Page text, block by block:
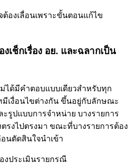
องเลื่อนเพราะขั้นตอนแก้ไข
เช็กเรื่อง อย. และฉลากเป็น
ได้มีคำตอบแบบเดียวสำหรับทุก
มีเงื่อนไขต่างกัน ขึ้นอยู่กับลักษณะ
รูปแบบการจำหน่าย บางรายการ
รงไปตรงมา ขณะที่บางรายการต้อง
นตัดสินใจนำเข้า
งประเมินรายกรณี